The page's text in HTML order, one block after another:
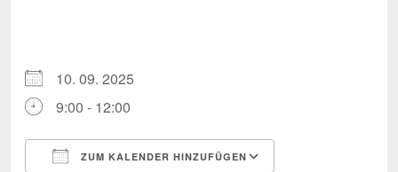
10. 09. 2025
9:00 - 12:00
ZUM KALENDER HINZUFÜGEN